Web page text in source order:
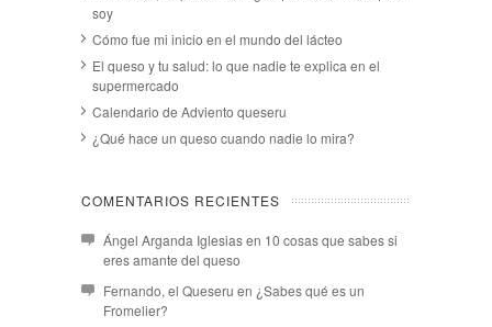
soy
Cómo fue mi inicio en el mundo del lácteo
El queso y tu salud: lo que nadie te explica en el
supermercado
Calendario de Adviento queseru
¿Qué hace un queso cuando nadie lo mira?
COMENTARIOS RECIENTES
Ángel Arganda Iglesiasen 10 cosas que sabes si
eres amante del queso
Fernando, el Queseru en ¿Sabes qué es un
Fromelier?